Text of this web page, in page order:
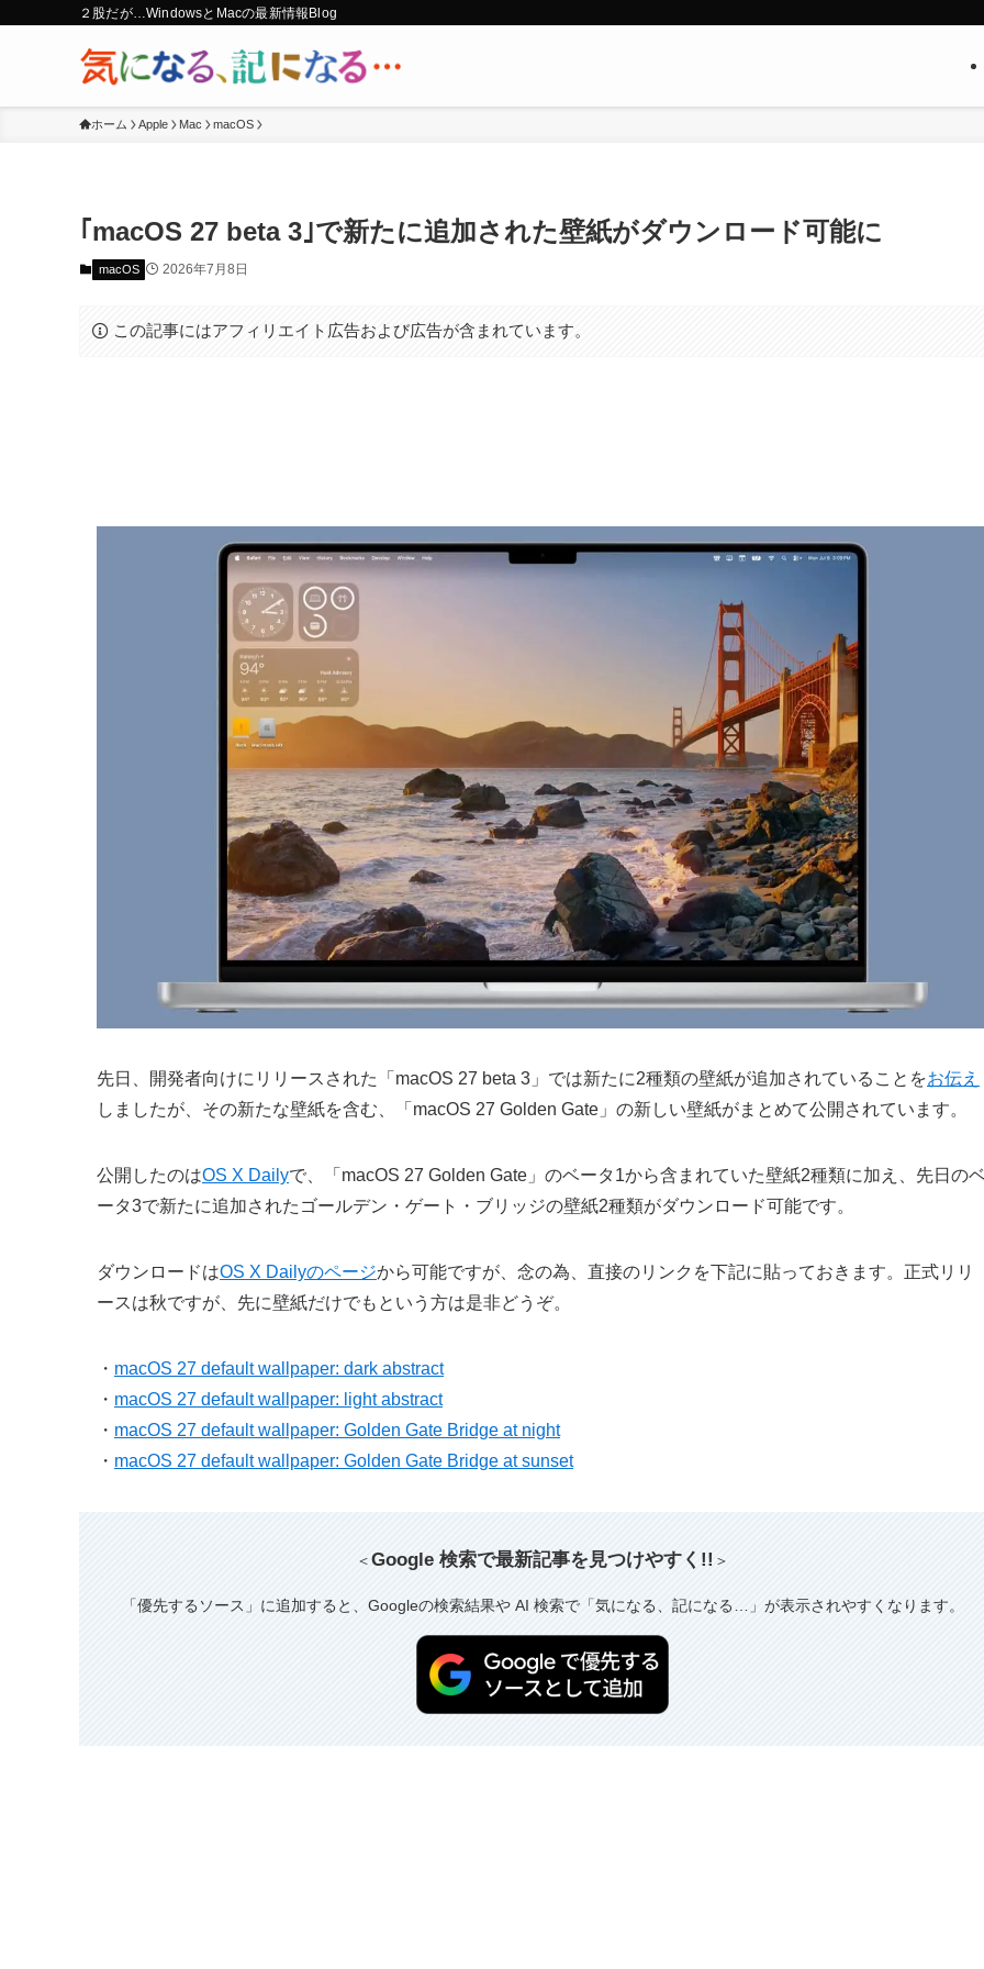
２股だが…WindowsとMacの最新情報Blog
ホーム Apple Mac macOS
｢macOS 27 beta 3｣で新たに追加された壁紙がダウンロード可能に
macOS 2026年7月8日
この記事にはアフィリエイト広告および広告が含まれています。
先日、開発者向けにリリースされた「macOS 27 beta 3」では新たに2種類の壁紙が追加されていることをお伝え
しましたが、その新たな壁紙を含む、「macOS 27 Golden Gate」の新しい壁紙がまとめて公開されています。
公開したのはOS X Dailyで、「macOS 27 Golden Gate」のベータ1から含まれていた壁紙2種類に加え、先日の
ータ3で新たに追加されたゴールデン・ゲート・ブリッジの壁紙2種類がダウンロード可能です。
ダウンロードはOS X Dailyのページから可能ですが、念の為、直接のリンクを下記に貼っておきます。正式リリ
ースは秋ですが、先に壁紙だけでもという方は是非どうぞ。
・ macOS 27 default wallpaper: dark abstract
・ macOS 27 default wallpaper: light abstract
・ macOS 27 default wallpaper: Golden Gate Bridge at night
・ macOS 27 default wallpaper: Golden Gate Bridge at sunset
＜Google 検索で最新記事を見つけやすく!! ＞
「優先するソース」に追加すると、Googleの検索結果や AI 検索で「気になる、記になる…」が表示されやすくなります。